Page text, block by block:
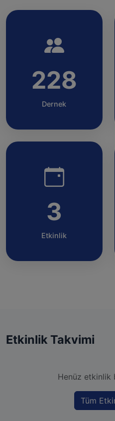
228
Dernek
3
Etkinlik
Etkinlik Takvimi
Henüz etkinlik
Tüm